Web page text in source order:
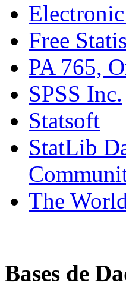
Free
PA 765,
SPSS Inc.
Statsoft
StatLib
The
Bases de